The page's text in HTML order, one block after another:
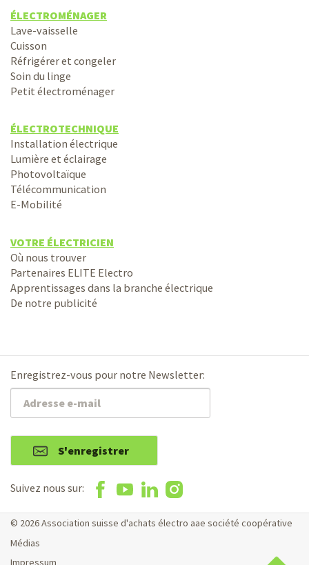
ÉLECTROMÉNAGER
Lave-vaisselle
Cuisson
Réfrigérer et congeler
Soin du linge
Petit électroménager
ÉLECTROTECHNIQUE
Installation électrique
Lumière et éclairage
Photovoltaïque
Télécommunication
E-Mobilité
VOTRE ÉLECTRICIEN
Où nous trouver
Partenaires ELITE Electro
Apprentissages dans la branche électrique
De notre publicité
Enregistrez-vous pour notre Newsletter:
S'enregistrer
Suivez nous sur:
© 2026 Association suisse d'achats électro aae société coopérative
Médias
Impressum